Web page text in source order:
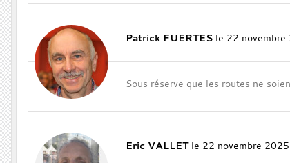
Patrick FUERTES le 22
Sous réserve que les routes ne
Eric VALLET le 22 novembre